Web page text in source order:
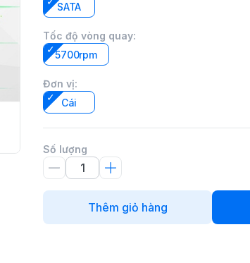
SATA
Tốc độ vòng quay:
5700rpm
Đơn vị:
Cái
Số lượng
Thêm giỏ hàng